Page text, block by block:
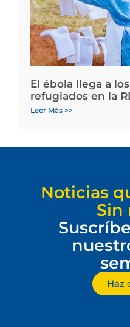
El ébola llega a
refugiados en la
Leer Más >>
Noticias
Sin
Haz